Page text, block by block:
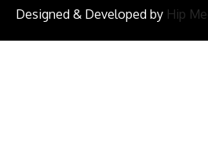
Designed & Developed by Hip